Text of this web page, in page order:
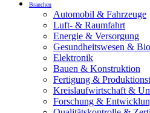
Branchen
Automobil & Fahrzeuge
Luft- & Raumfahrt
Energie & Versorgung
Gesundheitswesen &
Elektronik
Bauen & Konstruktion
Fertigung &
Kreislaufwirtschaft &
Forschung &